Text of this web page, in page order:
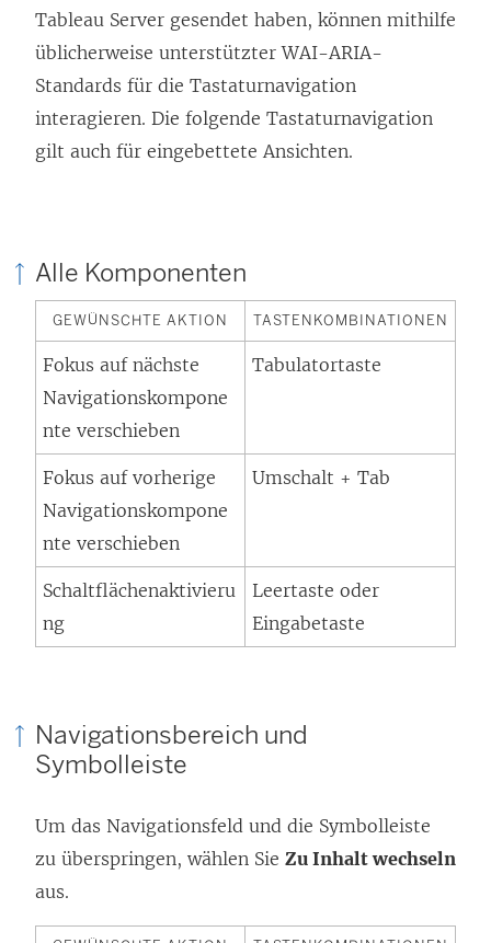
Tableau Server gesendet haben, können mithilfe
üblicherweise unterstützter WAI-ARIA-
Standards für die Tastaturnavigation
interagieren. Die folgende Tastaturnavigation
gilt auch für eingebettete Ansichten.
Alle Komponenten
GEWÜNSCHTE AKTION TASTENKOMBINATIONEN
Fokus auf nächste
Navigationskompone
nte verschieben
Tabulatortaste
Fokus auf vorherige
Navigationskompone
nte verschieben
Umschalt + Tab
Schaltflächenaktivieru
ng
Leertaste oder
Eingabetaste
Navigationsbereich und
Symbolleiste
Um das Navigationsfeld und die Symbolleiste
zu überspringen, wählen Sie Zu Inhalt wechseln
aus.